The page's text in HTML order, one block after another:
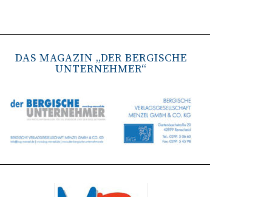
www.bergisches-oktoberfest.de sowie über die
Remscheid stärkt Krisenvorsorge
Remscheid trainieren Krisenstabsarbeit am
Institut der Feuerwehr NRW in Münster.
Wie funktioniert die Zusammenarbeit im
Krisenfall? Welche Entscheidungen müssen
unter Zeitdruck getroffen werden? Und wie
bestmöglich geschützt werden? Mit diesen und
Mitarbeitende der Stadt Remscheid Ende Juni in
DAS MAGAZIN „DER BERGISCHE
UNTERNEHMER“